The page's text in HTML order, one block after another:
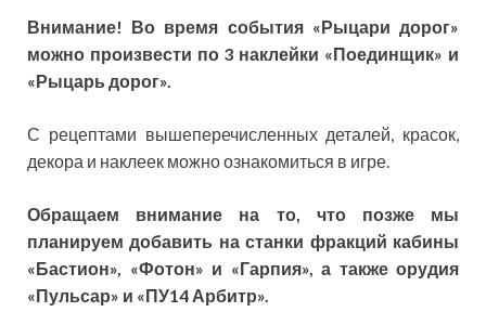
Внимание! Во время события «Рыцари дорог»
можно произвести по 3 наклейки «Поединщик» и
«Рыцарь дорог».
С рецептами вышеперечисленных деталей, красок,
декора и наклеек можно ознакомиться в игре.
Обращаем внимание на то, что позже мы
планируем добавить на станки фракций кабины
«Бастион», «Фотон» и «Гарпия», а также орудия
«Пульсар» и «ПУ14 Арбитр».